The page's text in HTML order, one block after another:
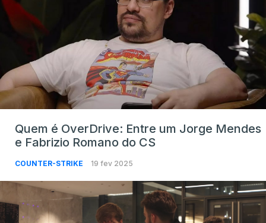
Quem é OverDrive: Entre um Jorge Mendes
e Fabrizio Romano do CS
COUNTER-STRIKE 19 fev 2025